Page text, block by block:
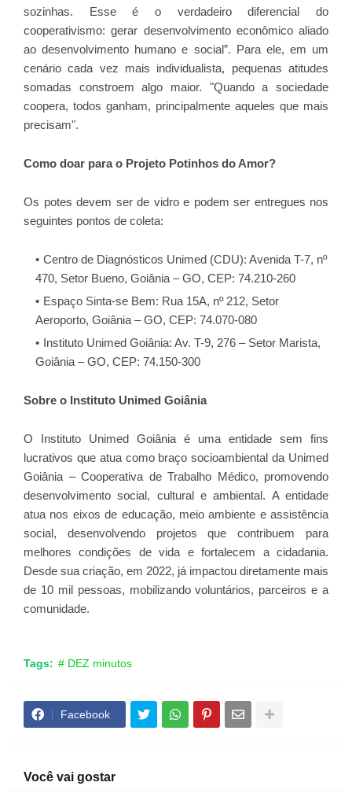
sozinhas. Esse é o verdadeiro diferencial do
cooperativismo: gerar desenvolvimento econômico aliado
ao desenvolvimento humano e social”. Para ele, em um
cenário cada vez mais individualista, pequenas atitudes
somadas constroem algo maior. "Quando a sociedade
coopera, todos ganham, principalmente aqueles que mais
precisam".
Como doar para o Projeto Potinhos do Amor?
Os potes devem ser de vidro e podem ser entregues nos
seguintes pontos de coleta:
Centro de Diagnósticos Unimed (CDU): Avenida T-7, nº
470, Setor Bueno, Goiânia – GO, CEP: 74.210-260
Espaço Sinta-se Bem: Rua 15A, nº 212, Setor
Aeroporto, Goiânia – GO, CEP: 74.070-080
Instituto Unimed Goiânia: Av. T-9, 276 – Setor Marista,
Goiânia – GO, CEP: 74.150-300
Sobre o Instituto Unimed Goiânia
O Instituto Unimed Goiânia é uma entidade sem fins
lucrativos que atua como braço socioambiental da Unimed
Goiânia – Cooperativa de Trabalho Médico, promovendo
desenvolvimento social, cultural e ambiental. A entidade
atua nos eixos de educação, meio ambiente e assistência
social, desenvolvendo projetos que contribuem para
melhores condições de vida e fortalecem a cidadania.
Desde sua criação, em 2022, já impactou diretamente mais
de 10 mil pessoas, mobilizando voluntários, parceiros e a
comunidade.
Tags: # DEZ minutos
Facebook
Você vai gostar